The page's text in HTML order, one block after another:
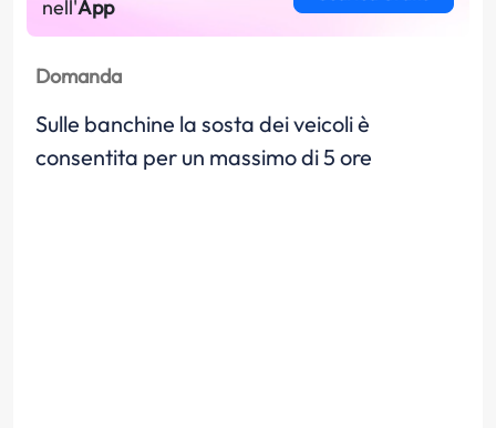
nell'App
Domanda
Sulle banchine la sosta dei veicoli è
consentita per un massimo di 5 ore